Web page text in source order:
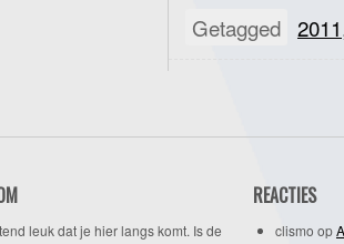
Getagged 2011
leuk dat je hier langs komt. Is de
REACTIES
clismo op